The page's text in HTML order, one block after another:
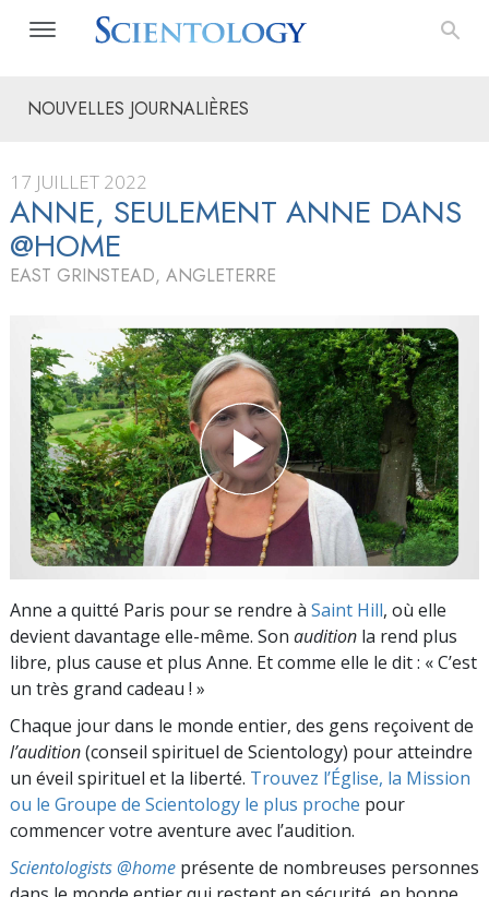
NOUVELLES JOURNALIÈRES
17 JUILLET 2022
ANNE, SEULEMENT ANNE DANS
@HOME
EAST GRINSTEAD, ANGLETERRE
Anne a quitté Paris pour se rendre à Saint Hill, où elle
devient davantage elle-même. Son audition la rend plus
libre, plus cause et plus Anne. Et comme elle le dit : « C’est
un très grand cadeau ! »
Chaque jour dans le monde entier, des gens reçoivent de
l’audition(conseil spirituel de Scientology) pour atteindre
un éveil spirituel et la liberté. Trouvez l’Église, la Mission
ou le Groupe de Scientology le plus proche pour
commencer votre aventure avec l’audition.
Scientologists @home présente de nombreuses personnes